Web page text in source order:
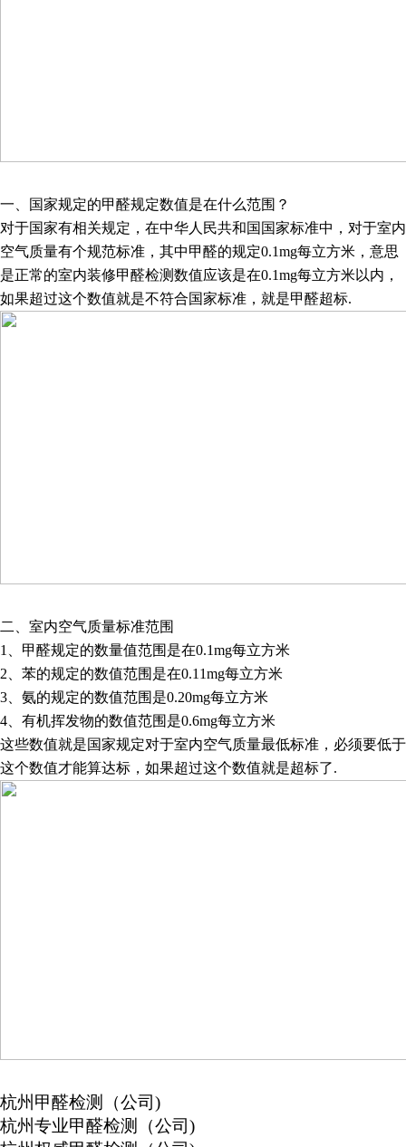
一、国家规定的甲醛规定数值是在什么范围？
对于国家有相关规定，在中华人民共和国国家标准中，对于室内
空气质量有个规范标准，其中甲醛的规定0.1mg每立方米 ，意思
是正常的室内装修甲醛检测数值应该是在0.1mg每立方米以内，
如果超过这个数值就是不符合国家标准，就是甲醛超标.
二、室内空气质量标准范围
1
、甲醛规定的数量值范围是在0.1mg每立方米
2 、苯的规定的数值范围是在0.11mg每立方米
3 、氨的规定的数值范围是0.20mg每立方米
4 、有机挥发物的数值范围是0.6mg每立方米
这些数值就是国家规定对于室内空气质量最低标准，必须要低于
这个数值才能算达标，如果超过这个数值就是超标了.
杭州甲醛检测（公司)
杭州专业甲醛检测（公司)